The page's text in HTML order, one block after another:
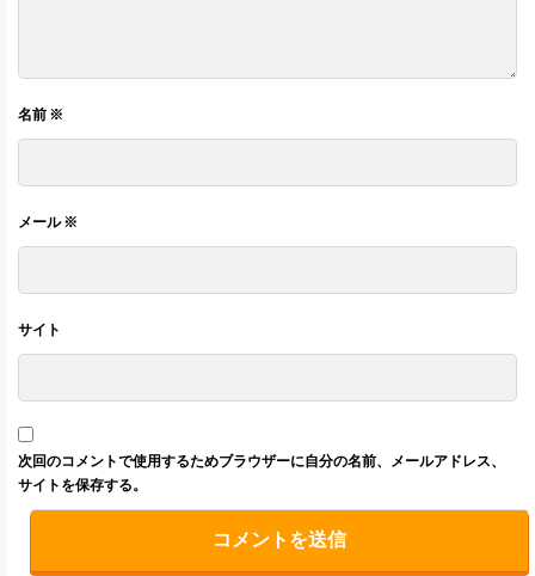
名前 ※
メール※
サイト
次回のコメントで使用するためブラウザーに自分の名前、メールアドレス、
サイトを保存する。